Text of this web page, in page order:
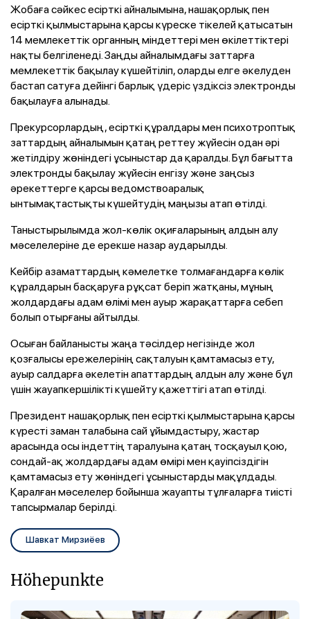
Жобаға сәйкес есірткі айналымына, нашақорлық пен
есірткі қылмыстарына қарсы күреске тікелей қатысатын
14 мемлекеттік органның міндеттері мен өкілеттіктері
нақты белгіленеді. Заңды айналымдағы заттарға
мемлекеттік бақылау күшейтіліп, оларды елге әкелуден
бастап сатуға дейінгі барлық үдеріс үздіксіз электронды
бақылауға алынады.
Прекурсорлардың, есірткі құралдары мен психотроптық
заттардың айналымын қатаң реттеу жүйесін одан әрі
жетілдіру жөніндегі ұсыныстар да қаралды. Бұл бағытта
электронды бақылау жүйесін енгізу және заңсыз
әрекеттерге қарсы ведомствоаралық
ынтымақтастықты күшейтудің маңызы атап өтілді.
Таныстырылымда жол-көлік оқиғаларының алдын алу
мәселелеріне де ерекше назар аударылды.
Кейбір азаматтардың кәмелетке толмағандарға көлік
құралдарын басқаруға рұқсат беріп жатқаны, мұның
жолдардағы адам өлімі мен ауыр жарақаттарға себеп
болып отырғаны айтылды.
Осыған байланысты жаңа тәсілдер негізінде жол
қозғалысы ережелерінің сақталуын қамтамасыз ету,
ауыр салдарға әкелетін апаттардың алдын алу және бұл
үшін жауапкершілікті күшейту қажеттігі атап өтілді.
Президент нашақорлық пен есірткі қылмыстарына қарсы
күресті заман талабына сай ұйымдастыру, жастар
арасында осы індеттің таралуына қатаң тосқауыл қою,
сондай-ақ жолдардағы адам өмірі мен қауіпсіздігін
қамтамасыз ету жөніндегі ұсыныстарды мақұлдады.
Қаралған мәселелер бойынша жауапты тұлғаларға тиісті
тапсырмалар берілді.
Шавкат Мирзиёев
Höhepunkte